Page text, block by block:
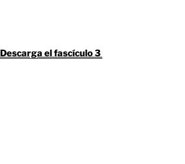
Descarga el fascículo 3